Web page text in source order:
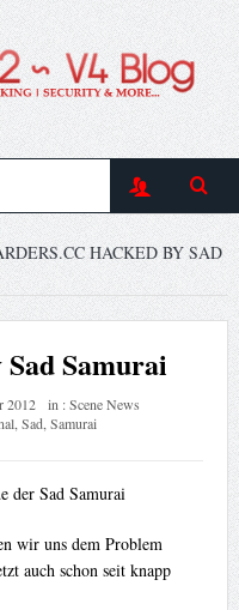
HACKED BY SAD
Samurai
2012 in :Scene News
, Sad, Samurai
der Sad Samurai
wir uns dem Problem
auch schon seit knapp